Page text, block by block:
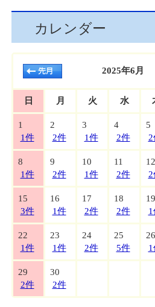
カレンダー
2025年6月
日 月 火 水
1
1件
2
2件
3
1件
4
2件
5
8
1件
9
2件
10
1件
11
2件
12
15
3件
16
1件
17
2件
18
2件
19
22
1件
23
1件
24
2件
25
5件
26
29
2件
30
2件